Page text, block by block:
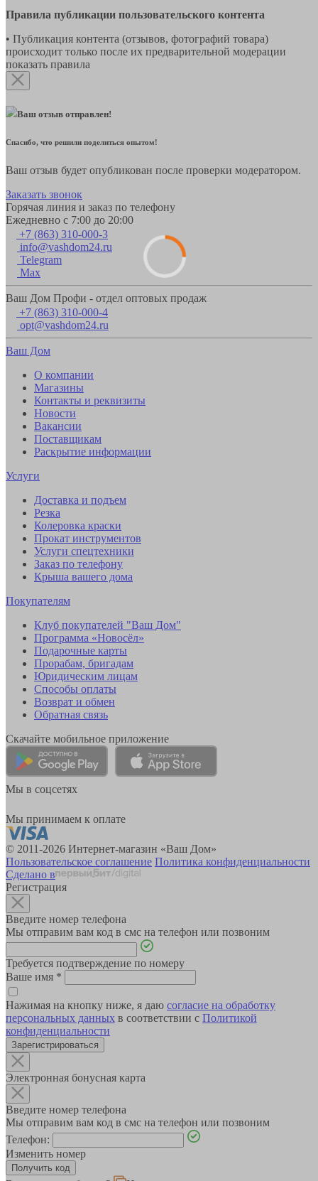
Правила публикации пользовательского контента
• Публикация контента (отзывов, фотографий товара)
происходит только после их предварительной модерации
показать правила
Ваш отзыв отправлен!
Спасибо, что решили поделиться опытом!
Ваш отзыв будет опубликован после проверки модератором.
Заказать звонок
Горячая линия и заказ по телефону
Ежедневно с 7:00 до 20:00
+7 (863) 310-000-3
info@vashdom24.ru
Telegram
Max
Ваш Дом Профи - отдел оптовых продаж
+7 (863) 310-000-4
opt@vashdom24.ru
Ваш Дом
О компании
Магазины
Контакты и реквизиты
Новости
Вакансии
Поставщикам
Раскрытие информации
Услуги
Доставка и подъем
Резка
Колеровка краски
Прокат инструментов
Услуги спецтехники
Заказ по телефону
Крыша вашего дома
Покупателям
Клуб покупателей "Ваш Дом"
Программа «Новосёл»
Подарочные карты
Прорабам, бригадам
Юридическим лицам
Способы оплаты
Возврат и обмен
Обратная связь
Скачайте мобильное приложение
Мы в соцсетях
Мы принимаем к оплате
© 2011-2026 Интернет-магазин «Ваш Дом»
Пользовательское соглашение Политика конфиденциальности
Сделано в
Регистрация
Введите номер телефона
Мы отправим вам код в смс на телефон или позвоним
Требуется подтверждение по номеру
Ваше имя *
Нажимая на кнопку ниже, я даю согласие на обработку
персональных данных в соответствии с Политикой
конфиденциальности
Зарегистрироваться
Электронная бонусная карта
Введите номер телефона
Мы отправим вам код в смс на телефон или позвоним
Телефон:
Изменить номер